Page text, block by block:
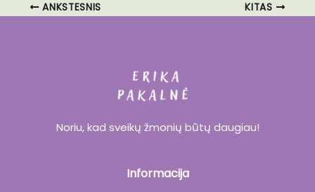
ANKSTESNIS KITAS
Noriu, kad sveikų žmonių būtų daugiau!
Informacija